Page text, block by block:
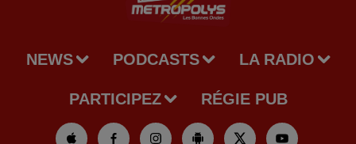
NEWS PODCASTS LA RADIO
PARTICIPEZ RÉGIE PUB